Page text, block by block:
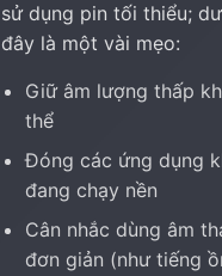
sử dụng pin tối thiểu;
đây là một vài mẹo:
Giữ âm lượng thấp
thể
Đóng các ứng dụng
đang chạy nền
Cân nhắc dùng âm
đơn giản (như tiếng